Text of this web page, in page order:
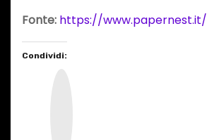
Fonte: https://www.papernest.it/
Condividi: